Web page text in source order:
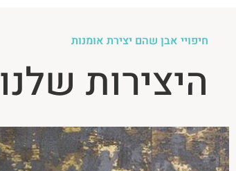
חיפויי אבן שהם יצירת אומנות
היצירות שלנו